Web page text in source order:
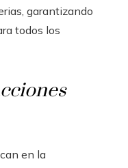
garantizando
todos los
en la